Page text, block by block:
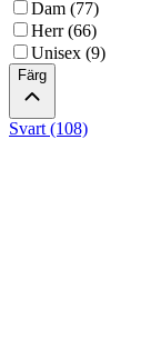
Dam (77)
Herr (66)
Unisex (9)
Färg
Svart (108)